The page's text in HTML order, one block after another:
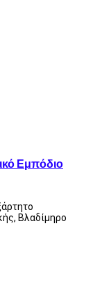
Εμπόδιο
Βλαδίμηρο